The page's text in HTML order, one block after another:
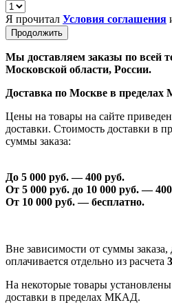
Я прочитал Условия соглашения
Продолжить
Мы доставляем заказы по всей
Московской области, России.
Доставка по Москве в
Цены на товары на сайте
доставки. Стоимость доставки в
суммы заказа:
До 5 000 руб. —400 руб.
От 5 000 руб. до 10 000 руб. —40
От 10 000 руб. — бесплатно.
Вне зависимости от суммы
оплачивается отдельно из расчета
На некоторые товары
доставки в пределах МКАД.